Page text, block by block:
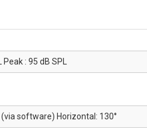
: 95 dB SPL
software) Horizontal: 130°